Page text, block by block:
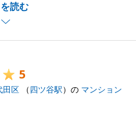
読む
いただいたことで無事に
ました。
ていたマンションでござい
ただけることがございまし
くださいませ。
願いいたします。
5
田区 （四ツ谷駅）の マンション